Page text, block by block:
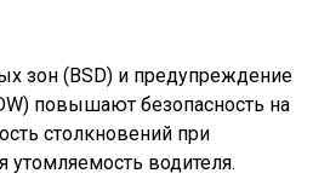
зон (BSD) и предупреждение
повышают безопасность на
столкновений при
утомляемость водителя.